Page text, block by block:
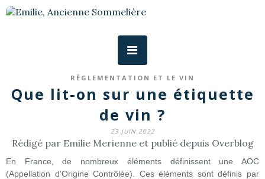
RÈGLEMENTATION ET LE VIN
Que lit-on sur une étiquette
de vin ?
23 JUIN 2022
Rédigé par Emilie Merienne et publié depuis Overblog
En France, de nombreux éléments définissent une AOC
(Appellation d’Origine Contrôlée). Ces éléments sont définis par